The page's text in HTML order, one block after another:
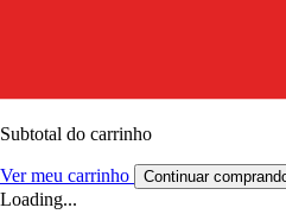
Subtotal do carrinho
Ver meu carrinho Continuar
Loading...